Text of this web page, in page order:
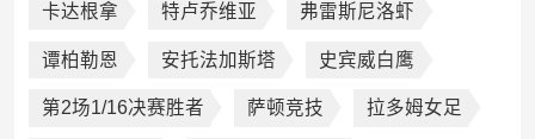
卡达根拿 特卢乔维亚 弗雷斯尼洛虾
谭柏勒恩 安托法加斯塔 史宾威白鹰
第2场1/16决赛胜者 萨顿竞技 拉多姆女足